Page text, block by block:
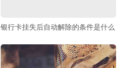
银行卡挂失后自动解除的条件是什么